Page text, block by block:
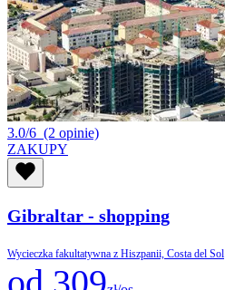
3.0/6 (2 opinie)
ZAKUPY
Gibraltar - shopping
Wycieczka fakultatywna z Hiszpanii, Costa del Sol